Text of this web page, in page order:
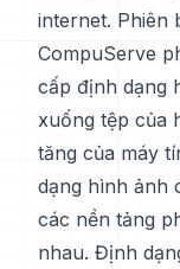
internet. Phiên
CompuServe
cấp định dạng
xuống tệp của
tăng của máy
dạng hình ảnh
các nền tảng
nhau. Định